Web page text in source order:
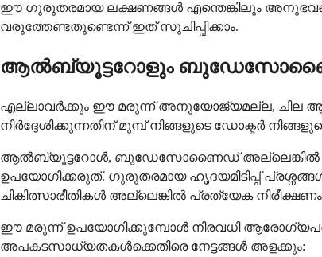
ഈ ഗുരുതരമായ ലക്ഷണങ്ങൾ എന്തെങ്കിലും
വരുത്തേണ്ടതുണ്ടെന്ന് ഇത് സൂചിപ്പിക്കാം.
ആൽബ്യൂട്ടറോളും
എല്ലാവർക്കും ഈ മരുന്ന് അനുയോജ്യമല്ല, ചില
നിർദ്ദേശിക്കുന്നതിന് മുമ്പ് നിങ്ങളുടെ ഡോക്ടർ
ആൽബ്യൂട്ടറോൾ, ബുഡേസോണൈഡ് അല്ലെങ്കിൽ
ഉപയോഗിക്കരുത്. ഗുരുതരമായ ഹൃദയമിടിപ്പ്
ചികിത്സാരീതികൾ അല്ലെങ്കിൽ പ്രത്യേക
ഈ മരുന്ന് ഉപയോഗിക്കുമ്പോൾ നിരവധി
അപകടസാധ്യതകൾക്കെതിരെ നേട്ടങ്ങൾ അളക്കും: